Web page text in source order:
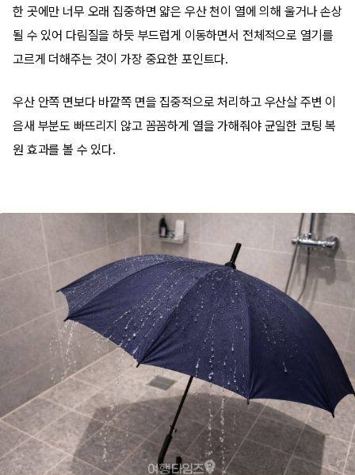
한 곳에만 너무 오래 집중하면 얇은 우산 천이 열에 의해 울거나 손상
될 수 있어 다림질을 하듯 부드럽게 이동하면서 전체적으로 열기를
고르게 더해주는 것이 가장 중요한 포인트다.
우산 안쪽 면보다 바깥쪽 면을 집중적으로 처리하고 우산살 주변 이
음새 부분도 빠뜨리지 않고 꼼꼼하게 열을 가해줘야 균일한 코팅 복
원 효과를 볼 수 있다.